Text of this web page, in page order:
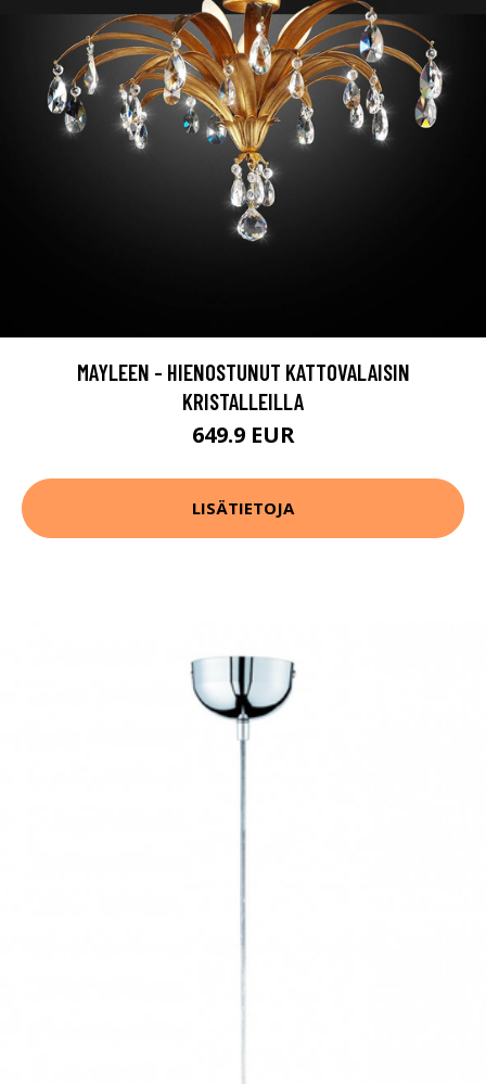
MAYLEEN - HIENOSTUNUT KATTOVALAISIN
KRISTALLEILLA
649.9 EUR
LISÄTIETOJA